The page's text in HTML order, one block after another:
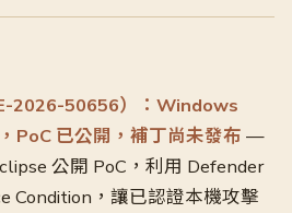
2026-50656）：Windows
PoC 已公開，補丁尚未發布 —
公開 PoC，利用 Defender
Condition，讓已認證本機攻擊